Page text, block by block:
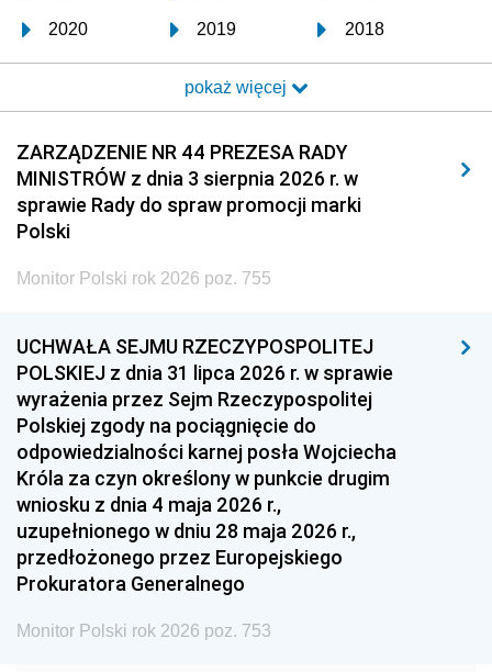
2020 2019 2018
2017 2016 2015
2014 2013 2012
2011 2010 2009
2008 2007 2006
2005
1996 1995 1994
1993 1992 1991
1990 1989
1987 1986 1985
1984 1983
1981 1980 1979
1978 1977
1975 1974
pokaż więcej
ZARZĄDZENIE NR 44 PREZESA RADY
MINISTRÓW z dnia 3 sierpnia 2026 r. w
sprawie Rady do spraw promocji marki
Polski
Monitor Polski rok 2026 poz. 755
UCHWAŁA SEJMU RZECZYPOSPOLITEJ
POLSKIEJ z dnia 31 lipca 2026 r. w sprawie
wyrażenia przez Sejm Rzeczypospolitej
Polskiej zgody na pociągnięcie do
odpowiedzialności karnej posła Wojciecha
Króla za czyn określony w punkcie drugim
wniosku z dnia 4 maja 2026 r.,
uzupełnionego w dniu 28 maja 2026 r.,
przedłożonego przez Europejskiego
Prokuratora Generalnego
Monitor Polski rok 2026 poz. 753